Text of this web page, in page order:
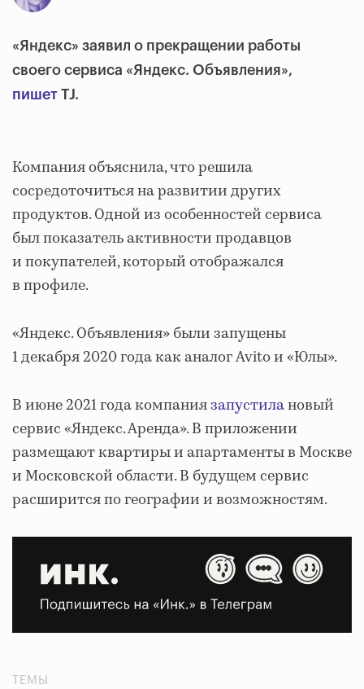
«Яндекс» заявил о прекращении работы
своего сервиса «Яндекс. Объявления»,
пишет TJ.
Компания объяснила, что решила
сосредоточиться на развитии других
продуктов. Одной из особенностей сервиса
был показатель активности продавцов
и покупателей, который отображался
в профиле.
«Яндекс. Объявления» были запущены
1 декабря 2020 года как аналог Avito и «Юлы».
В июне 2021 года компаниязапустилановый
сервис «Яндекс. Аренда». В приложении
размещают квартиры и апартаменты в Москве
и Московской области. В будущем сервис
расширится по географии и возможностям.
ТЕМЫ